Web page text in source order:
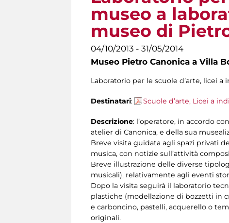
museo a
museo di
04/10/2013 - 31/05/2014
Museo Pietro Canonica a Villa
Laboratorio per le scuole d’arte, licei
Destinatari: Scuole d’arte, Licei a
Descrizione: l’operatore, in accordo
atelier di Canonica, e della sua
Breve visita guidata agli spazi privati
musica, con notizie sull’attività
Breve illustrazione delle diverse
musicali), relativamente agli eventi
Dopo la visita seguirà il laboratorio
plastiche (modellazione di bozzetti in
e carboncino, pastelli, acquerello o
originali.